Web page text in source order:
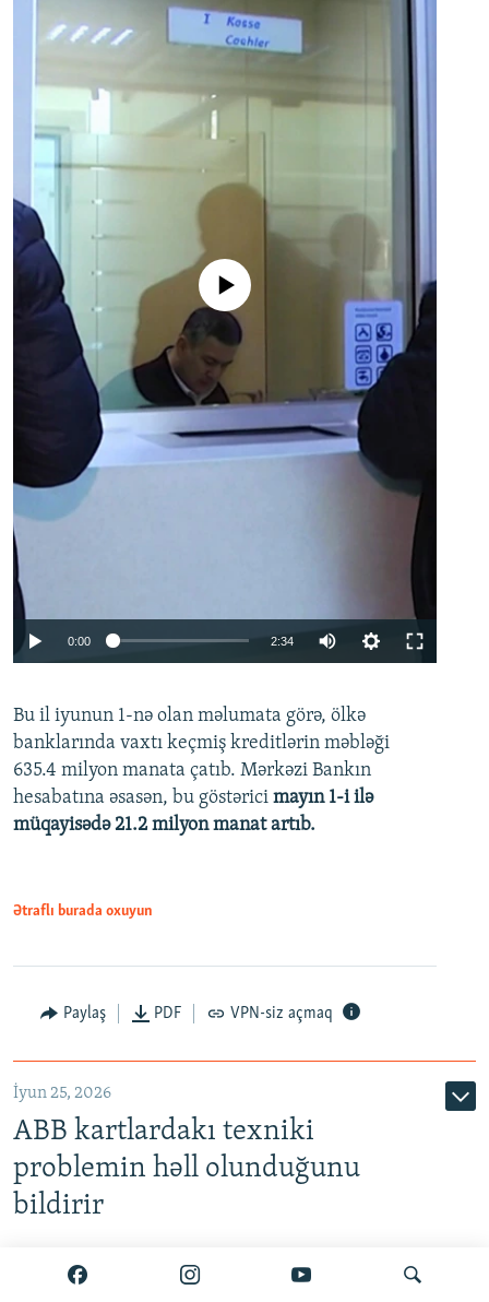
Auto 240p 360p 480p
720p 1080p
No media source currently available
0:00 2:34
360p
480p
720p
Bu il iyunun 1-nə olan məlumata görə, ölkə
banklarında vaxtı keçmiş kreditlərin məbləği
635.4 milyon manata çatıb. Mərkəzi Bankın
hesabatına əsasən, bu göstərici mayın 1-i ilə
müqayisədə 21.2 milyon manat artıb.
Ətraflı burada oxuyun
Paylaş PDF VPN-siz açmaq
İyun 25, 2026
ABB kartlardakı texniki
problemin həll olunduğunu
bildirir